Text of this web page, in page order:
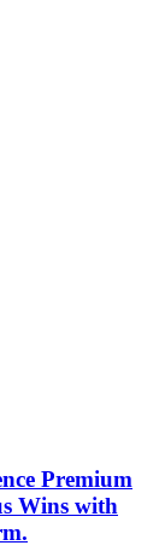
Premium
Wins with